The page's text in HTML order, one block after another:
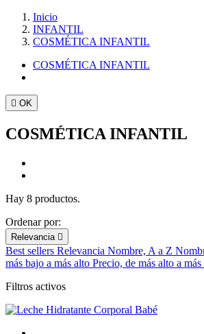
Inicio
INFANTIL
COSMÉTICA INFANTIL
COSMÉTICA INFANTIL
 OK
COSMÉTICA INFANTIL
Hay 8 productos.
Ordenar por:
Relevancia 
Best sellers Relevancia Nombre, A a Z
más bajo a más alto Precio, de más alto a
Filtros activos